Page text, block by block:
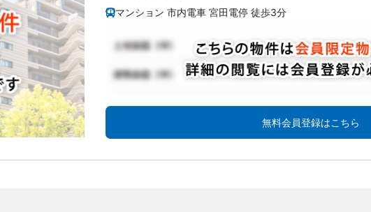
マンション 市内電車 宮田電停 徒歩3分
無料会員登録はこちら